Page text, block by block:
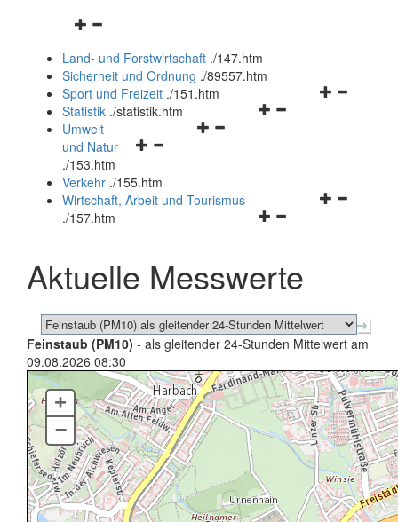
Navigationsmenü
und
schließen
Land- und Forstwirtschaft ./147.htm
Sicherheit und Ordnung ./89557.htm
Navigationsmenü
Sport und Freizeit ./151.htm
Navigationsmenü
Statistik ./statistik.htm
Navigationsmenü
und
schließen
Umwelt
und Natur
./153.htm
Verkehr ./155.htm
Navigationsmenü
schließen
Wirtschaft, Arbeit und Tourismus
./157.htm
Aktuelle Messwerte
Feinstaub (PM10) - als gleitender 24-Stunden Mittelwert am
09.08.2026 08:30
+
–